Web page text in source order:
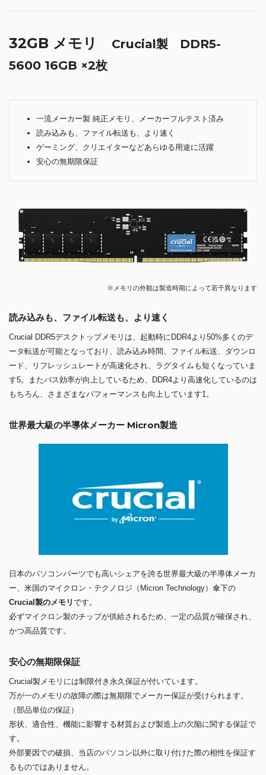
32GB メモリ
Crucial製 DDR5-
5600 16GB ×2枚
一流メーカー製 純正メモリ、メーカーフルテスト済み
読み込みも、ファイル転送も、より速く
ゲーミング、クリエイターなどあらゆる用途に活躍
安心の無期限保証
※メモリの外観は製造時期によって若干異なります
読み込みも、ファイル転送も、より速く
Crucial DDR5デスクトップメモリは、起動時にDDR4より50%多くのデ
ータ転送が可能となっており、読み込み時間、ファイル転送、ダウンロ
ード、リフレッシュレートが高速化され、ラグタイムも短くなっていま
す5。またバス効率が向上しているため、DDR4より高速化しているのは
もちろん、さまざまなパフォーマンスも向上しています1。
世界最大級の半導体メーカー Micron製造
日本のパソコンパーツでも高いシェアを誇る世界最大級の半導体メーカ
ー、米国のマイクロン・テクノロジ（Micron Technology）傘下の
Crucial製のメモリです。
必ずマイクロン製のチップが供給されるため、一定の品質が確保され、
かつ高品質です。
安心の無期限保証
Crucial製メモリには制限付き永久保証が付いています。
万が一のメモリの故障の際は無期限でメーカー保証が受けられます。
（部品単位の保証）
形状、適合性、機能に影響する材質および製造上の欠陥に関する保証で
す。
外部要因での破損、当店のパソコン以外に取り付けた際の相性を保証す
るものではありません。